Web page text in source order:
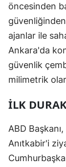
öncesinden
ajanlar ile
Ankara'da
güvenlik
milimetrik
İLK
ABD
Anıtkabir'i